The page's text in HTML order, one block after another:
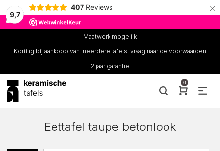
9,7
407 Reviews ×
Maatwerk mogelijk
Korting bij aankoop van meerdere tafels, vraag naar de voorwaarden
2 jaar garantie
0
Eettafel taupe betonlook